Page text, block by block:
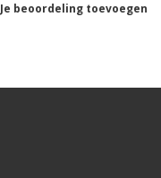
Je beoordeling toevoegen